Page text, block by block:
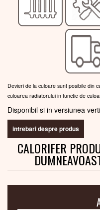
Devieri de la culoare sunt posibile din
culoarea radiatorului in functie de
Disponibil si in versiunea
intrebari despre produs
CALORIFER